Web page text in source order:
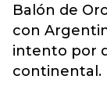
Balón de
con
intento por
continental.